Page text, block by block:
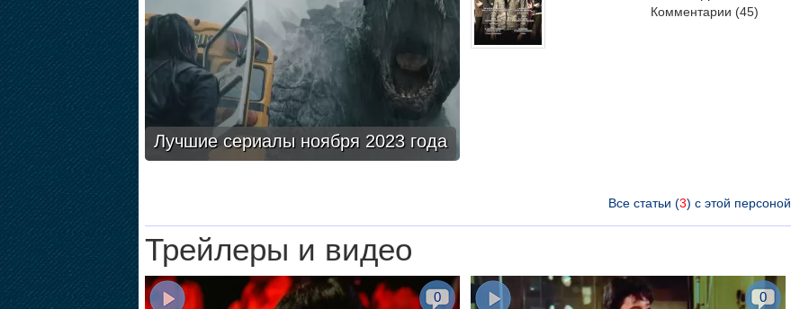
Лучшие сериалы ноября 2023 года
Комментарии (45)
Все статьи (3) с этой персоной
Трейлеры и видео
0 0